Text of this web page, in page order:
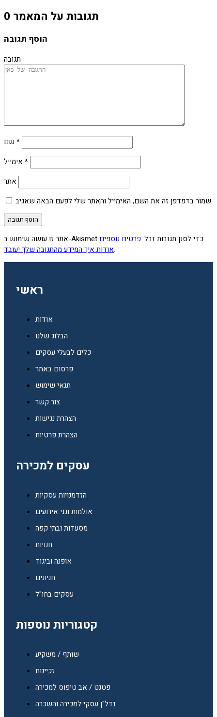
0 תגובות על המאמר
תגובה
*
*
אתר
שמור בדפדפן זה את השם, האימייל והאתר שלי לפעם הבאה שאגיב.
אתר זו עושה שימוש ב-Akismet כדי לסנן תגובות זבל. פרטים נוספים
אודות איך המידע מהתגובה שלך יעובד.
ראשי
אודות
הבלוג שלנו
כלים לבעלי עסקים
פרסום באתר
תנאי שימוש
צור קשר
הצהרת נגישות
הצהרת פרטיות
עסקים למכירה
הזדמנויות עסקיות
אולמות וגני אירועים
מסעדות ובתי קפה
חנויות
אופנה וביגוד
חניונים
עסקים בחו"ל
קטגוריות נוספות
שותף / משקיע
זכיינות
פטנט / אב טיפוס למכירה
נדל"ן עסקי למכירה והשכרה